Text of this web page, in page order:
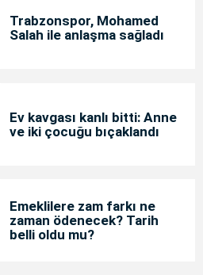
Trabzonspor, Mohamed
Salah ile anlaşma sağladı
Ev kavgası kanlı bitti: Anne
ve iki çocuğu bıçaklandı
Emeklilere zam farkı ne
zaman ödenecek? Tarih
belli oldu mu?